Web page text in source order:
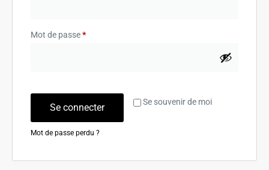
Mot de passe*
Se souvenir de moi
Se connecter
Mot de passe perdu ?